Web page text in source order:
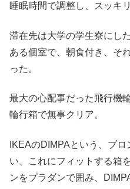
睡眠時間で調整し、スッキ
滞在先は大学の学生寮にし
ある個室で、朝食付き、そ
った。
最大の心配事だった飛行機
輪行箱で無事クリア。
IKEAのDIMPAという、ブ
い、これにフィットする箱
ンをプラダンで囲み、